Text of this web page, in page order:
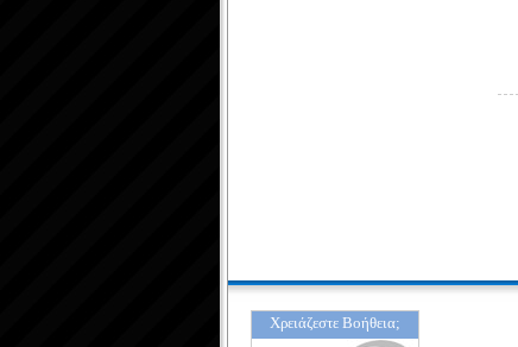
Χρειάζεστε Βοήθεια;